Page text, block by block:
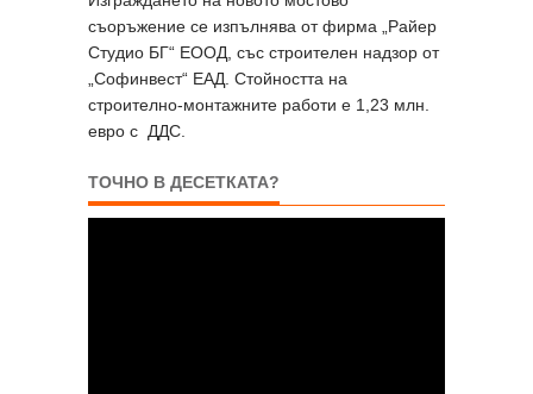
съоръжение се изпълнява от фирма „Райер
Студио БГ“ ЕООД, със строителен надзор от
„Софинвест“ ЕАД. Стойността на
строително-монтажните работи е 1,23 млн.
евро с ДДС.
ТОЧНО В ДЕСЕТКАТА?